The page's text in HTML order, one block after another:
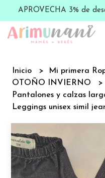
APROVECHA 3% de
Inicio
Mi primera
OTOÑO INVIERNO
Pantalones y calzas
Leggings unisex simil